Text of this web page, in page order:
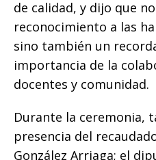
de calidad, y dijo que
reconocimiento a las
sino también un
importancia de la
docentes y comunidad.
Durante la ceremonia,
presencia del
González Arriaga; el